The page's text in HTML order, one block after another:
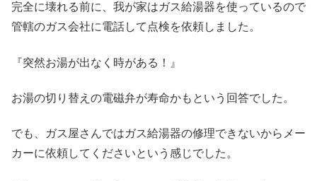
完全に壊れる前に、我が家はガス給湯器を使っているので
管轄のガス会社に電話して点検を依頼しました。
『突然お湯が出なく時がある！』
お湯の切り替えの電磁弁が寿命かもという回答でした。
でも、ガス屋さんではガス給湯器の修理できないからメー
カーに依頼してくださいという感じでした。